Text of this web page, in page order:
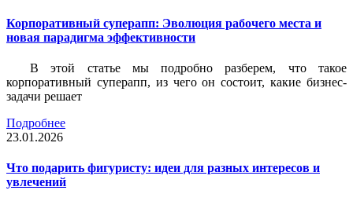
Корпоративный суперапп: Эволюция рабочего места и
новая парадигма эффективности
В этой статье мы подробно разберем, что такое
корпоративный суперапп, из чего он состоит, какие бизнес-
задачи решает
Подробнее
23.01.2026
Что подарить фигуристу: идеи для разных интересов и
увлечений